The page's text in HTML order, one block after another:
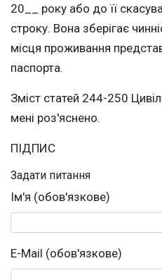
20__ року або до її
строку. Вона зберігає
місця проживання
паспорта.
Зміст статей 244-250
мені роз'яснено.
ПІДПИС
Задати питання
Ім'я (обов'язкове)
E-Mail (обов'язкове)